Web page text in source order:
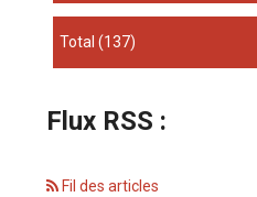
total(137)
Flux RSS :
Fil des articles